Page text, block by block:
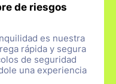
de riesgos
es nuestra
rápida y segura
de seguridad
una experiencia